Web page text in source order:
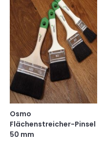
Osmo
Flächenstreicher-Pinsel
50 mm